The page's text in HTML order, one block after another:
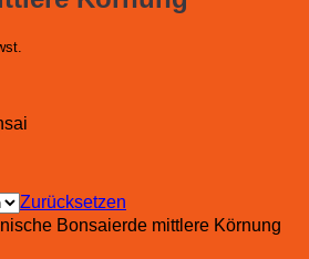
Zurücksetzen
Bonsaierde mittlere Körnung